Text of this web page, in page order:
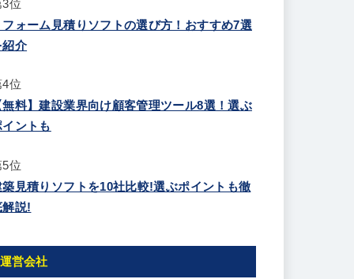
3位
フォーム見積りソフトの選び方！おすすめ7選
紹介
4位
無料】建設業界向け顧客管理ツール8選！選ぶ
イントも
5位
築見積りソフトを10社比較!選ぶポイントも徹
解説!
運営会社